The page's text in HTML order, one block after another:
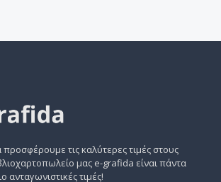
τις καλύτερες τιμές στους
μας e-grafida είναι πάντα
ανταγωνιστικές τιμές!